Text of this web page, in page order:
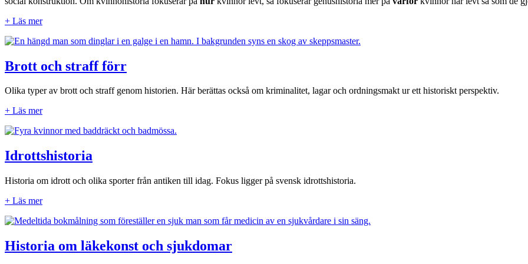
+ Läs mer
Brott och straff förr
Olika typer av brott och straff genom historien. Här berättas också om kriminalitet, lagar och ordningsmakt ur ett historiskt perspektiv.
+ Läs mer
Idrottshistoria
Historia om idrott och olika sporter från antiken till idag. Fokus ligger på svensk idrottshistoria.
+ Läs mer
Historia om läkekonst och sjukdomar